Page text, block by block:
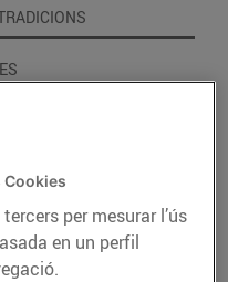
Cookies
per mesurar l’ús
en un perfil